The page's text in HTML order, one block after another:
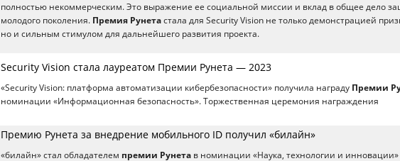
полностью некоммерческим. Это выражение ее социальной миссии и вклад в общее дело
молодого поколения. Премия Рунета стала для Security Vision не только демонстрацией
но и сильным стимулом для дальнейшего развития проекта.
Security Vision стала лауреатом Премии Рунета — 2023
«Security Vision: платформа автоматизации кибербезопасности» получила награду Премии
номинации «Информационная безопасность». Торжественная церемония награждения
Премию Рунета за внедрение мобильного ID получил «билайн»
«билайн» стал обладателем премии Рунета в номинации «Наука, технологии и инновации»